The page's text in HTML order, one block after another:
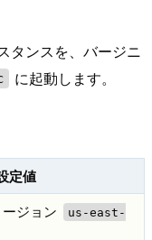
タンスを、バージニ
に起動します。
定値
ジョン
us-east-